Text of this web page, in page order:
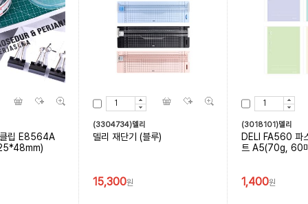
클립 E8564A
(3304734)델리
델리 재단기 (블루)
15,300원
(3018101)델리
DELI FA560 파
트 A5(70g, 60
1,400원